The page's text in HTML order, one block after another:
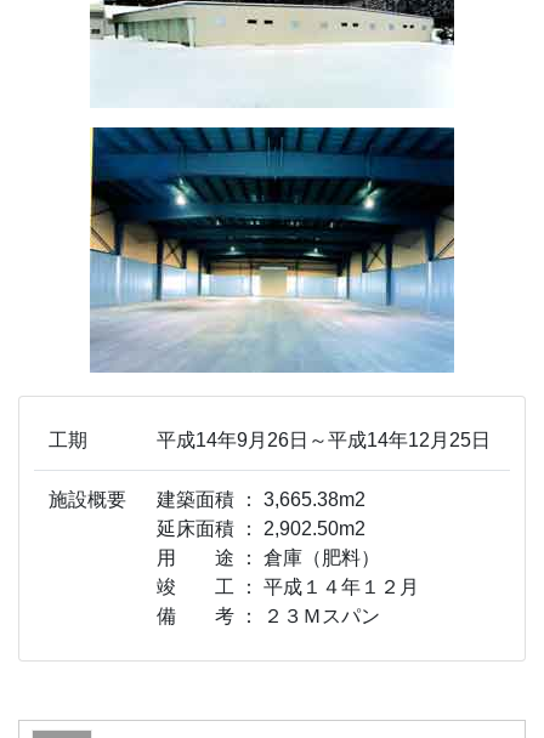
工期 平成14年9月26日～平成14年12月25日
施設概要
建築面積 ： 3,665.38m2
延床面積 ： 2,902.50m2
用 途 ： 倉庫（肥料）
竣 工 ： 平成１４年１２月
備 考 ： ２３Ｍスパン